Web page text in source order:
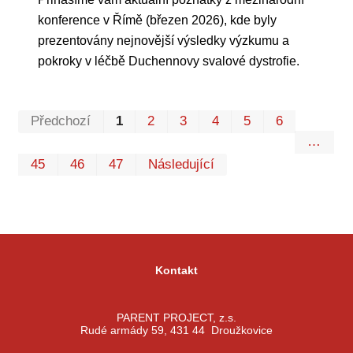
konference v Římě (březen 2026), kde byly
prezentovány nejnovější výsledky výzkumu a
pokroky v léčbě Duchennovy svalové dystrofie.
Předchozí 1 2 3 4 5
6
…
45
46 47 Následující
Kontakt
PARENT PROJECT, z.s.
Rudé armády 59, 431 44 Droužkovice